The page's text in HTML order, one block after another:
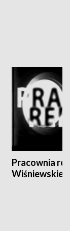
Pracownia